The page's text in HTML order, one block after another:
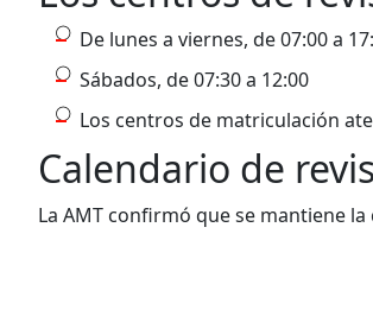
De lunes a viernes, de 07:00 a
Sábados, de 07:30 a 12:00
Los centros de matriculación
Calendario de
La AMT confirmó que se mantiene